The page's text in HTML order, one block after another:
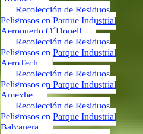
Recolección de Residuos
Peligrosos en Parque Industrial
Aeropuerto O´Donell
Recolección de Residuos
Peligrosos en Parque Industrial
AeroTech
Recolección de Residuos
Peligrosos en Parque Industrial
Amexhe
Recolección de Residuos
Peligrosos en Parque Industrial
Balvanera